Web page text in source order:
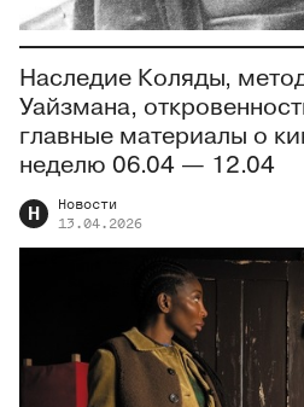
Наследие Коляды,
Уайзмана,
главные материалы о
неделю 06.04 — 12.04
Н
Новости
13.04.2026